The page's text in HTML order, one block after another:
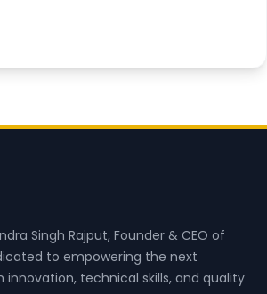
Singh Rajput, Founder & CEO of
to empowering the next
technical skills, and quality